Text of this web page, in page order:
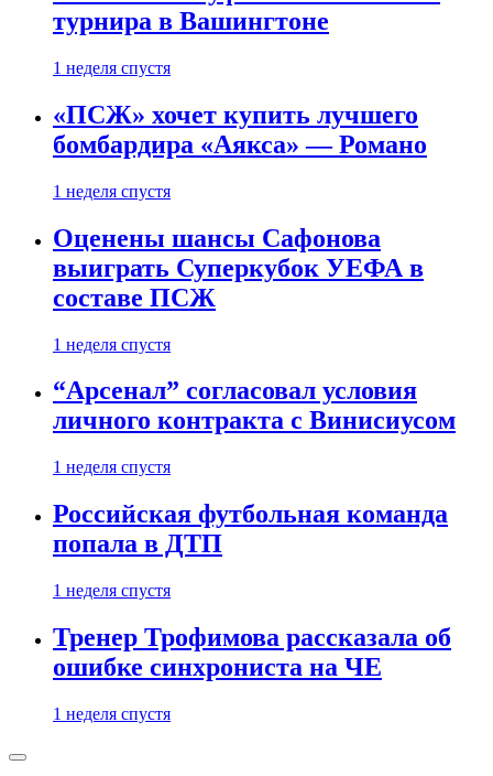
турнира в Вашингтоне
1 неделя спустя
«ПСЖ» хочет купить лучшего
бомбардира «Аякса» — Романо
1 неделя спустя
Оценены шансы Сафонова
выиграть Суперкубок УЕФА в
составе ПСЖ
1 неделя спустя
“Арсенал” согласовал условия
личного контракта с Винисиусом
1 неделя спустя
Российская футбольная команда
попала в ДТП
1 неделя спустя
Тренер Трофимова рассказала об
ошибке синхрониста на ЧЕ
1 неделя спустя